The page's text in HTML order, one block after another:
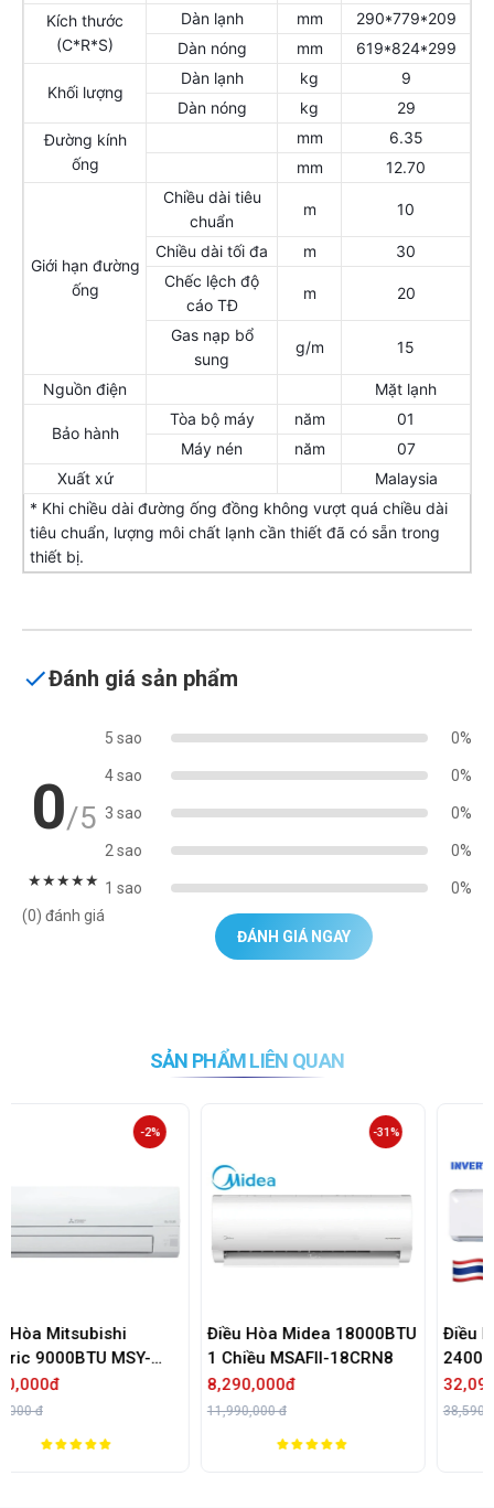
Kích thước
(C*R*S)
Dàn lạnh mm
290*779*209
Dàn nóng
mm 619*824*299
Khối lượng
Dàn lạnh kg
9
Dàn nóng
kg
29
Đường kính
ống
mm
6.35
mm
12.70
Giới hạn đường
ống
Chiều dài tiêu
chuẩn
m 10
Chiều dài tối đa m
30
Chếc lệch độ
cáo TĐ
m 20
Gas nạp bổ
sung
g/m 15
Nguồn điện Mặt lạnh
Bảo hành
Tòa bộ máy năm
01
Máy nén
năm
07
Xuất xứ
Malaysia
* Khi chiều dài đường ống đồng không vượt quá chiều dài
tiêu chuẩn, lượng môi chất lạnh cần thiết đã có sẵn trong
thiết bị.
Đánh giá sản phẩm
0/5
★★★★★
(0) đánh giá
5 sao 0%
4 sao 0%
3 sao 0%
2 sao 0%
1 sao 0%
ĐÁNH GIÁ NGAY
SẢN PHẨM LIÊN QUAN
Điều Hòa Midea 18000BTU
1 Chiều MSAFII-18CRN8
8,290,000đ
11,990,000 đ
Điều Hòa Mitsubishi Heavy
24000BTU 2 Chiều Inverter
SRK/SRC71ZRS-W5
32,090,000đ
38,590,000 đ